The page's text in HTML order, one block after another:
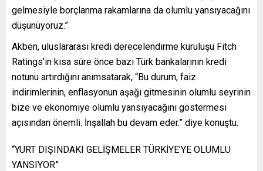
gelmesiyle borçlanma rakamlarına da olumlu yansıyacağını
düşünüyoruz.”
Akben, uluslararası kredi derecelendirme kuruluşu Fitch
Ratings’in kısa süre önce bazı Türk bankalarının kredi
notunu artırdığını anımsatarak, “Bu durum, faiz
indirimlerinin, enflasyonun aşağı gitmesinin olumlu seyrinin
bize ve ekonomiye olumlu yansıyacağını göstermesi
açısından önemli. İnşallah bu devam eder.” diye konuştu.
“YURT DIŞINDAKI GELİŞMELER TÜRKİYE’YE OLUMLU
YANSIYOR”